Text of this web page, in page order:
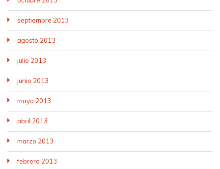
septiembre 2013
agosto 2013
julio 2013
junio 2013
mayo 2013
abril 2013
marzo 2013
febrero 2013